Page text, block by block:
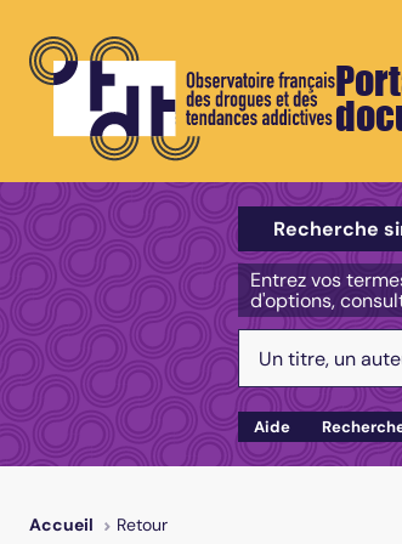
Sélectionner un
Recherche
Entrez vos
d'options,
Aide
Accueil Retour